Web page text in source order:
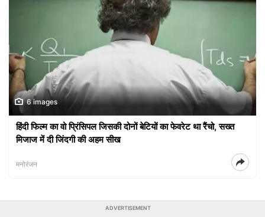
6 images
हिंदी फिल्म का वो प्रिंसिपल जिसकी दोनों बेटियों का फेवरेट था रैंचो, सख्त
मिजाज में दी जिंदगी की अहम सीख
मनोरंजन
ADVERTISEMENT